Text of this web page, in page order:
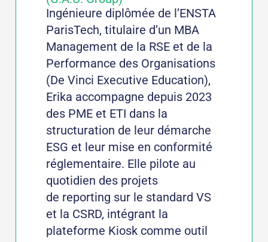
Ingénieure diplômée de l’ENSTA
ParisTech, titulaire d’un MBA
Management de la RSE et de la
Performance des Organisations
(De Vinci Executive Education),
Erika accompagne depuis 2023
des PME et ETI dans la
structuration de leur démarche
ESG et leur mise en conformité
réglementaire. Elle pilote au
quotidien des projets
de reporting sur le standard VS
et la CSRD, intégrant la
plateforme Kiosk comme outil